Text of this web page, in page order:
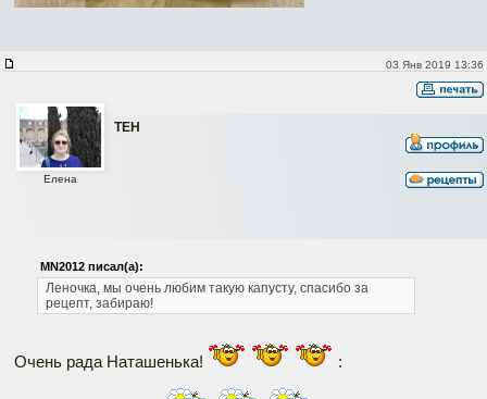
03 Янв 2019 13:36
ТЕН
Елена
MN2012 писал(а):
Леночка, мы очень любим такую капусту, спасибо за
рецепт, забираю!
Очень рада Наташенька! :